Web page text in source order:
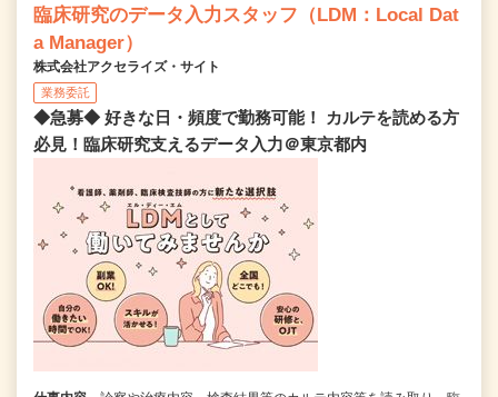
臨床研究のデータ入力スタッフ（LDM：Local Dat
a Manager）
株式会社アクセライズ・サイト
業務委託
◆急募◆ 好きな日・頻度で勤務可能！ カルテを読める方
必見！臨床研究支えるデータ入力＠東京都内